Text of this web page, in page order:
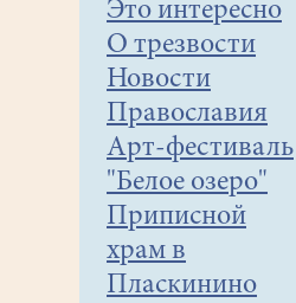
Это интересно
О трезвости
Новости
Православия
Арт-фестиваль
"Белое озеро"
Приписной
храм в
Пласкинино